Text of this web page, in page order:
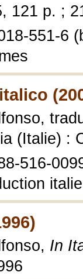
121 p. ;
551-6
(Italie) :
516-
In